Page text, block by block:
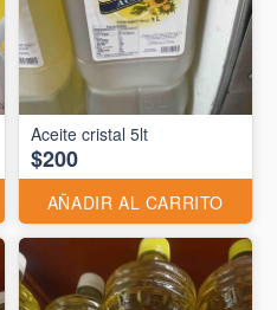
Aceite cristal 5lt
$200
AÑADIR AL CARRITO